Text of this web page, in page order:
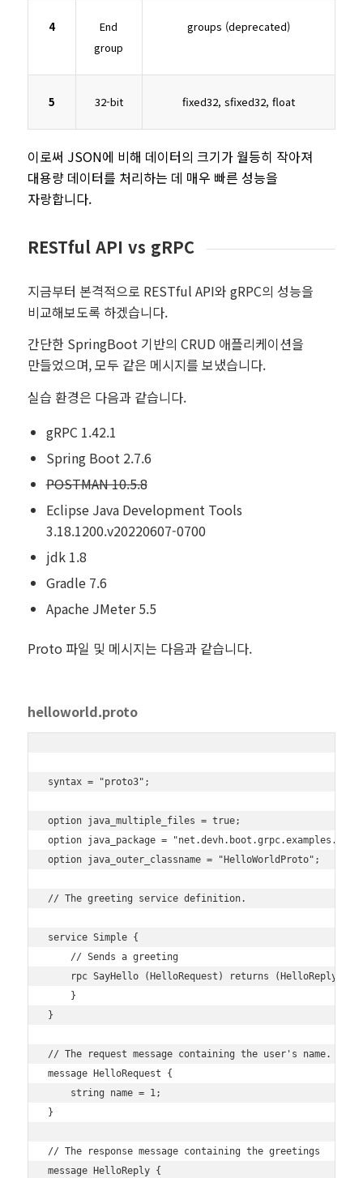
4
End
group
groups (deprecated)
5 32-bit fixed32, sfixed32, float
이로써 JSON에 비해 데이터의 크기가 월등히 작아져
대용량 데이터를 처리하는 데 매우 빠른 성능을
자랑합니다.
RESTful API vs gRPC
지금부터 본격적으로 RESTful API와 gRPC의 성능을
비교해보도록 하겠습니다.
간단한 SpringBoot 기반의 CRUD 애플리케이션을
만들었으며, 모두 같은 메시지를 보냈습니다.
실습 환경은 다음과 같습니다.
gRPC 1.42.1
Spring Boot 2.7.6
POSTMAN 10.5.8
Eclipse Java Development Tools
3.18.1200.v20220607-0700
jdk 1.8
Gradle 7.6
Apache JMeter 5.5
Proto 파일 및 메시지는 다음과 같습니다.
helloworld.proto
syntax = "proto3";
option java_multiple_files = true;
option java_package =
option java_outer_classname = "HelloWorldProto";
// The greeting service definition.
service Simple {
    // Sends a greeting
    rpc SayHello (HelloRequest) returns (HelloReply) {
    }
}
// The request message containing the user's name.
message HelloRequest {
    string name = 1;
}
// The response message containing the greetings
message HelloReply {